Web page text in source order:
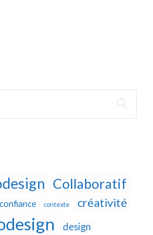
Collaboratif
confiance contexte créativité
design